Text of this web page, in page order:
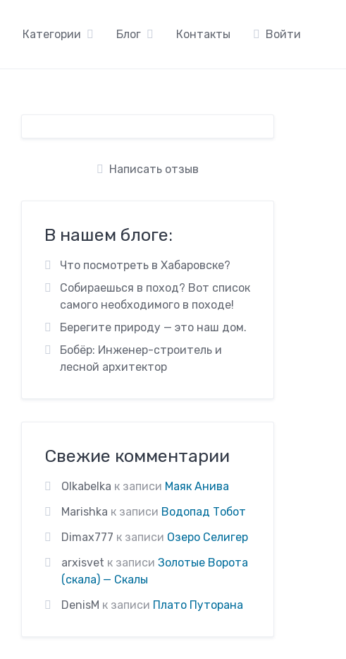
Категории Блог Контакты Войти
Написать отзыв
В нашем блоге:
Что посмотреть в Хабаровске?
Собираешься в поход? Вот список
самого необходимого в походе!
Берегите природу — это наш дом.
Бобёр: Инженер-строитель и
лесной архитектор
Свежие комментарии
Olkabelka к записи Маяк Анива
Marishka к записи Водопад Тобот
Dimax777 к записи Озеро Селигер
arxisvet к записиЗолотые Ворота
(скала) — Скалы
DenisM к записи Плато Путорана